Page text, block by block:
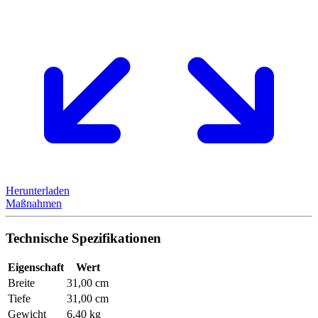
Herunterladen
Maßnahmen
Technische Spezifikationen
Eigenschaft
Wert
Breite
31,00 cm
Tiefe
31,00 cm
Gewicht
6,40 kg